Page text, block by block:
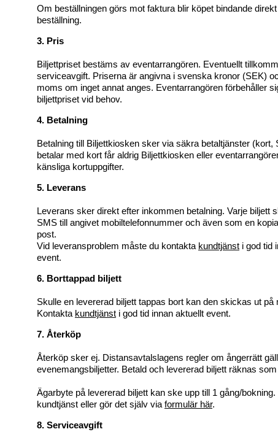
Om beställningen görs mot faktura blir köpet bindande
beställning.
3. Pris
Biljettpriset bestäms av eventarrangören. Eventuellt
serviceavgift. Priserna är angivna i svenska kronor (SEK)
moms om inget annat anges. Eventarrangören förbehåller
biljettpriset vid behov.
4. Betalning
Betalning till Biljettkiosken sker via säkra betaltjänster (kort,
betalar med kort får aldrig Biljettkiosken eller
känsliga kortuppgifter.
5. Leverans
Leverans sker direkt efter inkommen betalning. Varje biljett
SMS till angivet mobiltelefonnummer och även som en
post.
Vid leveransproblem måste du kontakta kundtjänst i god tid
event.
6. Borttappad biljett
Skulle en levererad biljett tappas bort kan den skickas ut på
Kontakta kundtjänst i god tid innan aktuellt event.
7. Återköp
Återköp sker ej. Distansavtalslagens regler om ångerrätt
evenemangsbiljetter. Betald och levererad biljett räknas
Ägarbyte på levererad biljett kan ske upp till 1 gång/
kundtjänst eller gör det själv via formulär här.
8. Serviceavgift